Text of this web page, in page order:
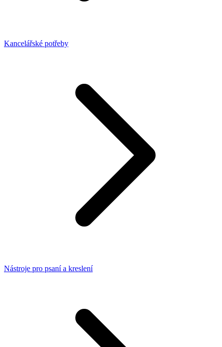
Kancelářské potřeby
Nástroje pro psaní a kreslení